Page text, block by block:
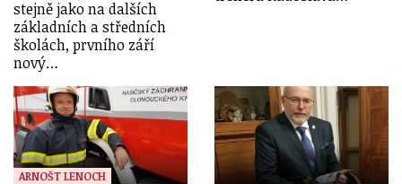
stejně jako na dalších
základních a středních
školách, prvního září
nový…
ARNOŠT LENOCH